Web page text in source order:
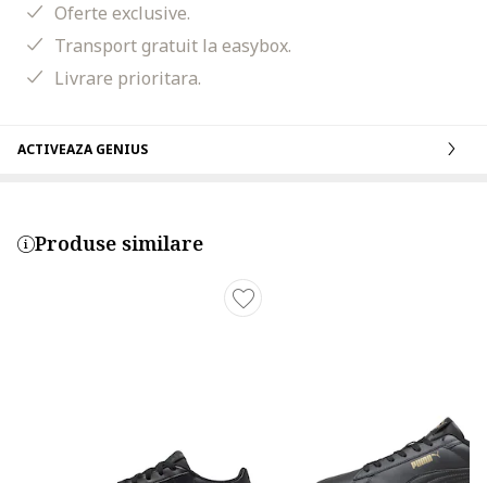
Oferte exclusive.
Transport gratuit la easybox.
Livrare prioritara.
ACTIVEAZA GENIUS
Produse similare